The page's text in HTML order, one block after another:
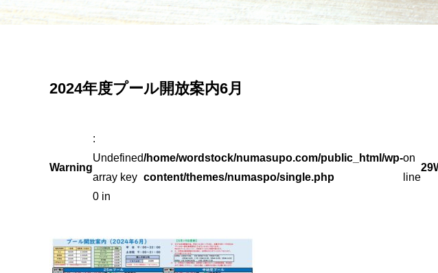
2024年度プール開放案内6月
Warning
:
Undefined
array key
0 in
/home/wordstock/numasupo.com/public_html/wp-
content/themes/numaspo/single.php
on
line
29